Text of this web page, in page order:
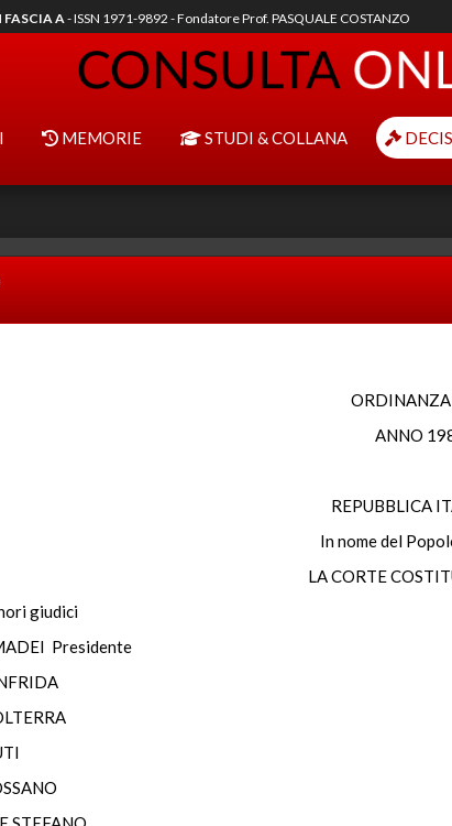
FASCIA A- ISSN 1971-9892 - Fondatore Prof. PASQUALE COSTANZO
MEMORIE STUDI & COLLANA
ANNO
REPUBBLICA
In nome del
LA CORTE
giudici
Presidente